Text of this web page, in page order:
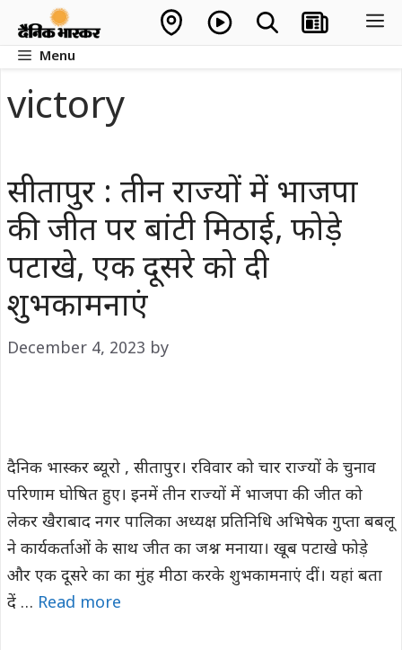
contentMenu
victory
सीतापुर : तीन राज्यों में भाजपा
की जीत पर बांटी मिठाई, फोड़े
पटाखे, एक दूसरे को दी
शुभकामनाएं
December 4, 2023 by
दैनिक भास्कर ब्यूरो , सीतापुर। रविवार को चार राज्यों के चुनाव
परिणाम घोषित हुए। इनमें तीन राज्यों में भाजपा की जीत को
लेकर खैराबाद नगर पालिका अध्यक्ष प्रतिनिधि अभिषेक गुप्ता बबलू
ने कार्यकर्ताओं के साथ जीत का जश्न मनाया। खूब पटाखे फोड़े
और एक दूसरे का का मुंह मीठा करके शुभकामनाएं दीं। यहां बता
दें … Read more